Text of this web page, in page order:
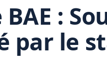
:
par le